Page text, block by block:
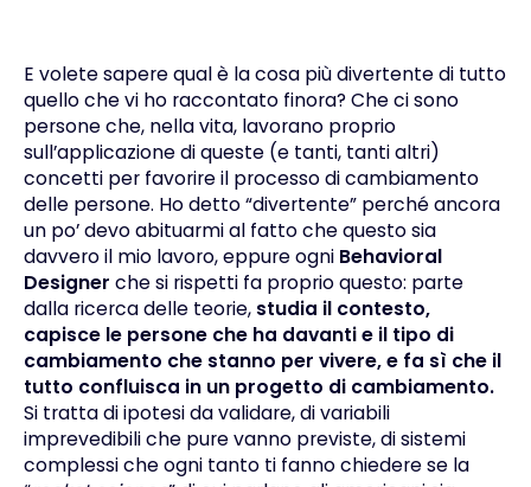
E volete sapere qual è la cosa più divertente di tutto
quello che vi ho raccontato finora? Che ci sono
persone che, nella vita, lavorano proprio
sull’applicazione di queste (e tanti, tanti altri)
concetti per favorire il processo di cambiamento
delle persone. Ho detto “divertente” perché ancora
un po’ devo abituarmi al fatto che questo sia
davvero il mio lavoro, eppure ogni Behavioral
Designer che si rispetti fa proprio questo: parte
dalla ricerca delle teorie,studia il contesto,
capisce le persone che ha davanti e il tipo di
cambiamento che stanno per vivere, e fa sì che il
tutto confluisca in un progetto di cambiamento.
Si tratta di ipotesi da validare, di variabili
imprevedibili che pure vanno previste, di sistemi
complessi che ogni tanto ti fanno chiedere se la